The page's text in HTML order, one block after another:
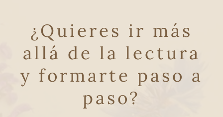
¿Quieres ir más
allá de la lectura
y formarte paso a
paso?